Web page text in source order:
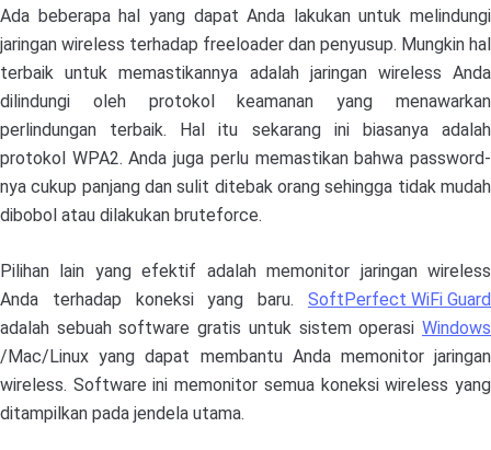
Ada beberapa hal yang dapat Anda lakukan untuk melindungi
jaringan wireless terhadap freeloader dan penyusup. Mungkin hal
terbaik untuk memastikannya adalah jaringan wireless Anda
dilindungi oleh protokol keamanan yang menawarkan
perlindungan terbaik. Hal itu sekarang ini biasanya adalah
protokol WPA2. Anda juga perlu memastikan bahwa password-
nya cukup panjang dan sulit ditebak orang sehingga tidak mudah
dibobol atau dilakukan bruteforce.
Pilihan lain yang efektif adalah memonitor jaringan wireless
Anda terhadap koneksi yang baru. SoftPerfect WiFi Guard
adalah sebuah software gratis untuk sistem operasi Windows
/Mac/Linux yang dapat membantu Anda memonitor jaringan
wireless. Software ini memonitor semua koneksi wireless yang
ditampilkan pada jendela utama.